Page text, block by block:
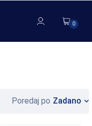
0
Poredaj po Zadano